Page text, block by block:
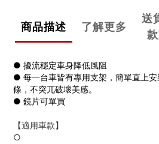
商品描述 了解更多
送
● 擾流穩定車身降低風阻
● 每一台車皆有專用支架，簡單直上
條，不突兀破壞美感。
● 鏡片可單買
【適用車款】
○